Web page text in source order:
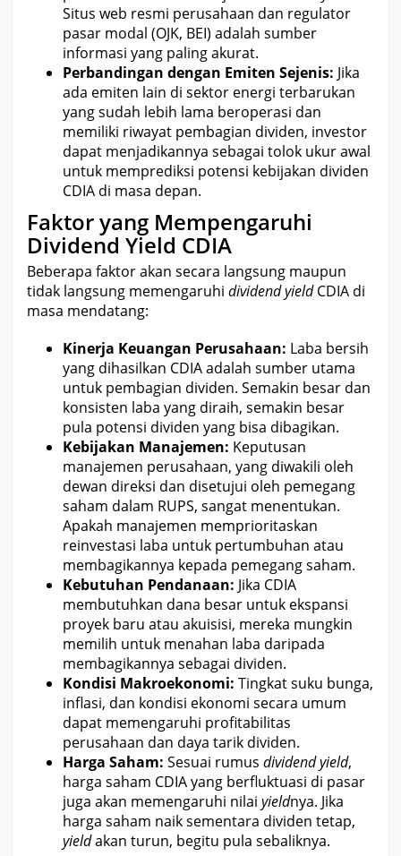
Situs web resmi perusahaan dan regulator
pasar modal (OJK, BEI) adalah sumber
informasi yang paling akurat.
Perbandingan dengan Emiten Sejenis: Jika
ada emiten lain di sektor energi terbarukan
yang sudah lebih lama beroperasi dan
memiliki riwayat pembagian dividen, investor
dapat menjadikannya sebagai tolok ukur awal
untuk memprediksi potensi kebijakan dividen
CDIA di masa depan.
Faktor yang Mempengaruhi
Dividend Yield CDIA
Beberapa faktor akan secara langsung maupun
tidak langsung memengaruhi dividend yield CDIA di
masa mendatang:
Kinerja Keuangan Perusahaan: Laba bersih
yang dihasilkan CDIA adalah sumber utama
untuk pembagian dividen. Semakin besar dan
konsisten laba yang diraih, semakin besar
pula potensi dividen yang bisa dibagikan.
Kebijakan Manajemen: Keputusan
manajemen perusahaan, yang diwakili oleh
dewan direksi dan disetujui oleh pemegang
saham dalam RUPS, sangat menentukan.
Apakah manajemen memprioritaskan
reinvestasi laba untuk pertumbuhan atau
membagikannya kepada pemegang saham.
Kebutuhan Pendanaan: Jika CDIA
membutuhkan dana besar untuk ekspansi
proyek baru atau akuisisi, mereka mungkin
memilih untuk menahan laba daripada
membagikannya sebagai dividen.
Kondisi Makroekonomi: Tingkat suku bunga,
inflasi, dan kondisi ekonomi secara umum
dapat memengaruhi profitabilitas
perusahaan dan daya tarik dividen.
Harga Saham: Sesuai rumus dividend yield,
harga saham CDIAyang berfluktuasi di pasar
juga akan memengaruhi nilai yieldnya. Jika
harga saham naik sementara dividen tetap,
yieldakan turun, begitu pula sebaliknya.